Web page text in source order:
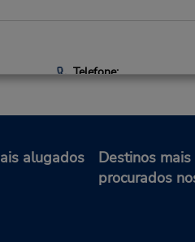
Telefone:
alugados
Destinos mais
procurados